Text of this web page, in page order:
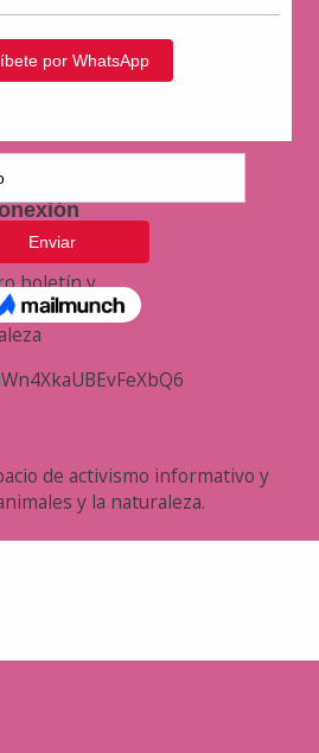
boletín y
de los
de activismo informativo y
y la naturaleza.